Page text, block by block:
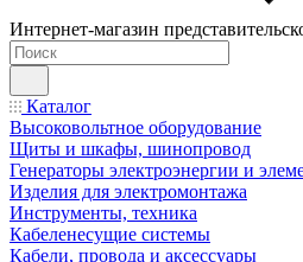
Интернет-магазин
Каталог
Высоковольтное оборудование
Щиты и шкафы, шинопровод
Генераторы электроэнергии и
Изделия для электромонтажа
Инструменты, техника
Кабеленесущие системы
Кабели, провода и аксессуары